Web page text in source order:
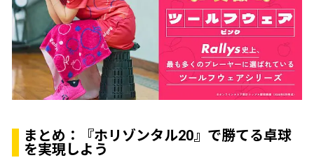
まとめ：『ホリゾンタル20』で勝てる卓球
を実現しよう